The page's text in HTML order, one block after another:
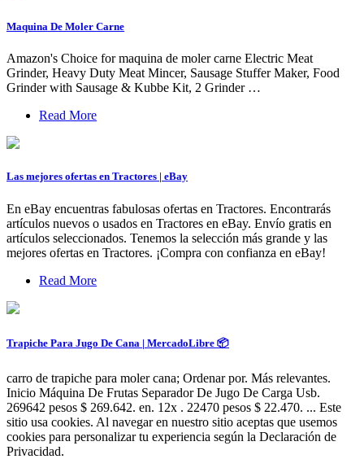
Maquina De Moler Carne
Amazon's Choice for maquina de moler carne Electric Meat
Grinder, Heavy Duty Meat Mincer, Sausage Stuffer Maker, Food
Grinder with Sausage & Kubbe Kit, 2 Grinder …
Read More
Las mejores ofertas en Tractores | eBay
En eBay encuentras fabulosas ofertas en Tractores. Encontrarás
artículos nuevos o usados en Tractores en eBay. Envío gratis en
artículos seleccionados. Tenemos la selección más grande y las
mejores ofertas en Tractores. ¡Compra con confianza en eBay!
Read More
Trapiche Para Jugo De Cana | MercadoLibre 📦
carro de trapiche para moler cana; Ordenar por. Más relevantes.
Inicio Máquina De Frutas Separador De Jugo De Carga Usb.
269642 pesos $ 269.642. en. 12x . 22470 pesos $ 22.470. ... Este
sitio usa cookies. Al navegar en nuestro sitio aceptas que usemos
cookies para personalizar tu experiencia según la Declaración de
Privacidad.